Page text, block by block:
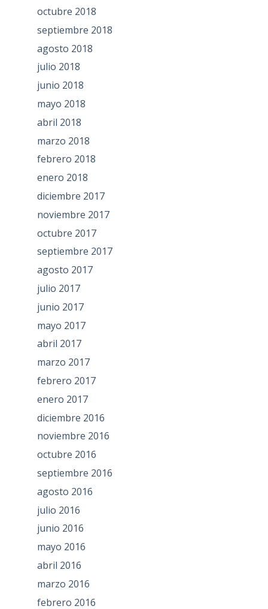
octubre 2018
septiembre 2018
agosto 2018
julio 2018
junio 2018
mayo 2018
abril 2018
marzo 2018
febrero 2018
enero 2018
diciembre 2017
noviembre 2017
octubre 2017
septiembre 2017
agosto 2017
julio 2017
junio 2017
mayo 2017
abril 2017
marzo 2017
febrero 2017
enero 2017
diciembre 2016
noviembre 2016
octubre 2016
septiembre 2016
agosto 2016
julio 2016
junio 2016
mayo 2016
abril 2016
marzo 2016
febrero 2016